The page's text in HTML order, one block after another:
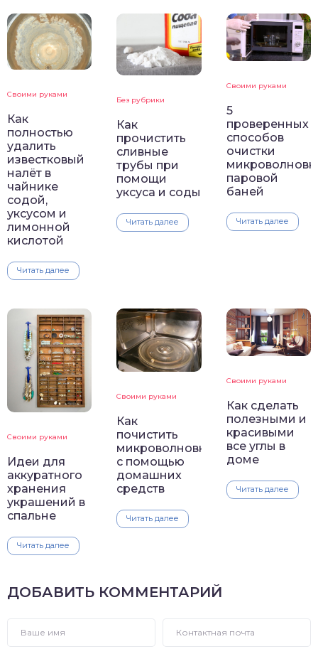
Своими руками
Как
полностью
удалить
известковый
налёт в
чайнике
содой,
уксусом и
лимонной
кислотой
Читать далее
Без рубрики
Как
прочистить
сливные
трубы при
помощи
уксуса и соды
Читать далее
Своими руками
5
проверенных
способов
очистки
паровой
баней
Читать далее
Своими руками
Идеи для
аккуратного
хранения
украшений в
спальне
Читать далее
Своими руками
Как
почистить
микроволновку
с помощью
домашних
средств
Читать далее
Своими руками
Как сделать
полезными и
красивыми
все углы в
доме
Читать далее
ДОБАВИТЬ КОММЕНТАРИЙ